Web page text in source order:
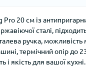
20 см із
сталі,
ручка, можливість
термічний опір до
і якість для вашої кухні.